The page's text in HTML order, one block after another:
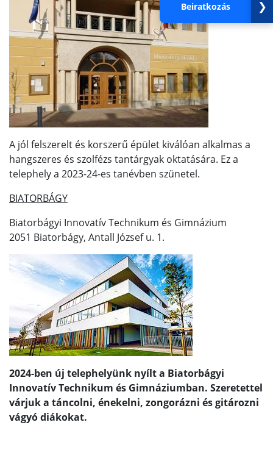
A jól felszerelt és korszerű épület kiválóan alkalmas a
hangszeres és szolfézs tantárgyak oktatására. Ez a
telephely a 2023-24-es tanévben szünetel.
BIATORBÁGY
Biatorbágyi Innovatív Technikum és Gimnázium
2051 Biatorbágy, Antall József u. 1.
2024-ben új telephelyünk nyílt a Biatorbágyi
Innovatív Technikum és Gimnáziumban. Szeretettel
várjuk a táncolni, énekelni, zongorázni és gitározni
vágyó diákokat.
Beiratkozás ❯